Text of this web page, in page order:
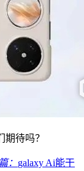
待吗？
： galaxy Ai能干